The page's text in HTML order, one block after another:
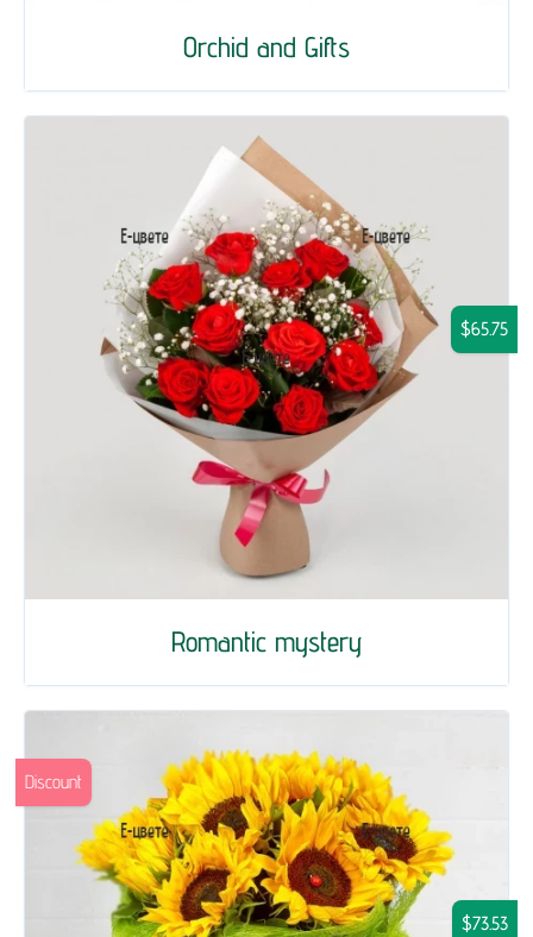
Orchid and Gifts
Romantic mystery
$65.75
$73.53
Discount